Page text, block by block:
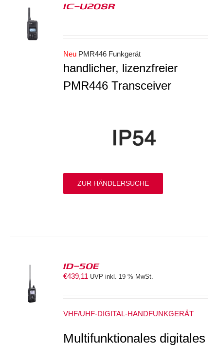
IC-U20SR
Neu PMR446 Funkgerät
handlicher, lizenzfreier
PMR446 Transceiver
ZUR HÄNDLERSUCHE
ID-50E
€439,11 UVP inkl. 19 % MwSt.
VHF/UHF-DIGITAL-HANDFUNKGERÄT
Multifunktionales digitales